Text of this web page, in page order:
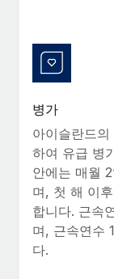
Shootsta가
채용을 확장한
비디오 콘텐츠를
에게는 흥미롭고
자세히 알아
병가
아이슬란드
하여 유급 병
안에는 매월
며, 첫 해 이
합니다. 근속
며, 근속연수
다.